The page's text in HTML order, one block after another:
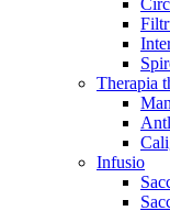
Therapia
Infusio